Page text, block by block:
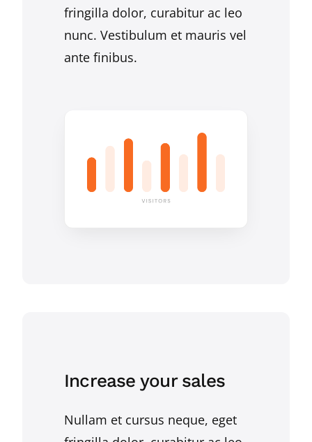
fringilla dolor, curabitur ac leo
nunc. Vestibulum et mauris vel
ante finibus.
Increase your sales
Nullam et cursus neque, eget